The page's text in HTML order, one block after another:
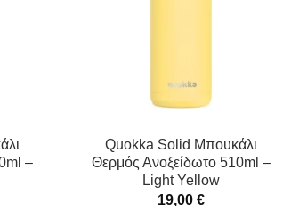
–
Quokka Solid Μπουκάλι
Θερμός Ανοξείδωτο 510ml –
Light Yellow
19,00€